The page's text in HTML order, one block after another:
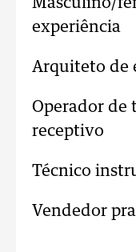
Masculino/
experiência
Arquiteto de
Operador de
receptivo
Técnico
Vendedor